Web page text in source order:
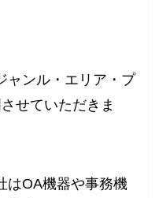
ャンル・エリア・プ
せていただきま
はOA機器や事務機